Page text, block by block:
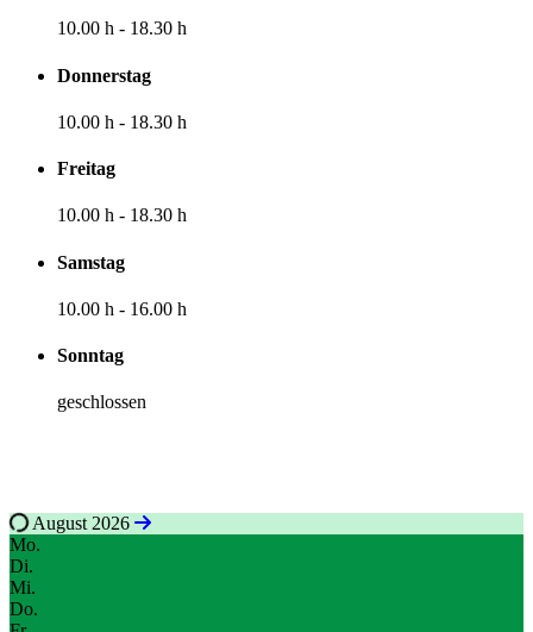
10.00 h - 18.30 h
Donnerstag
10.00 h - 18.30 h
Freitag
10.00 h - 18.30 h
Samstag
10.00 h - 16.00 h
Sonntag
geschlossen
August 2026
Mo.
Di.
Mi.
Do.